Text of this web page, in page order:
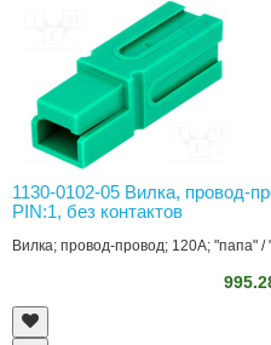
1130-0102-05 Вилка, провод-
PIN:1, без контактов
Вилка; провод-провод; 120A; "папа" /